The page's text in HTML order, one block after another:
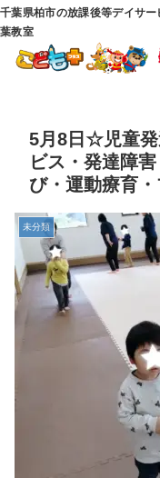
千葉県柏市の放課後等デイサ
葉教室
5月8日☆児童発
ビス・発達障
び・運動療育
未分類